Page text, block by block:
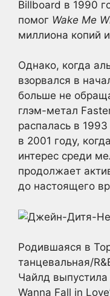
Billboard в 1990
помог Wake Me
миллиона копий
Однако, когда
взорвался в
больше не
глэм-метал
распалась в
в 2001 году,
интерес среди
продолжает
до настоящего
Родившаяся в
танцевальная/
Чайлд выпустила
Wanna Fall in